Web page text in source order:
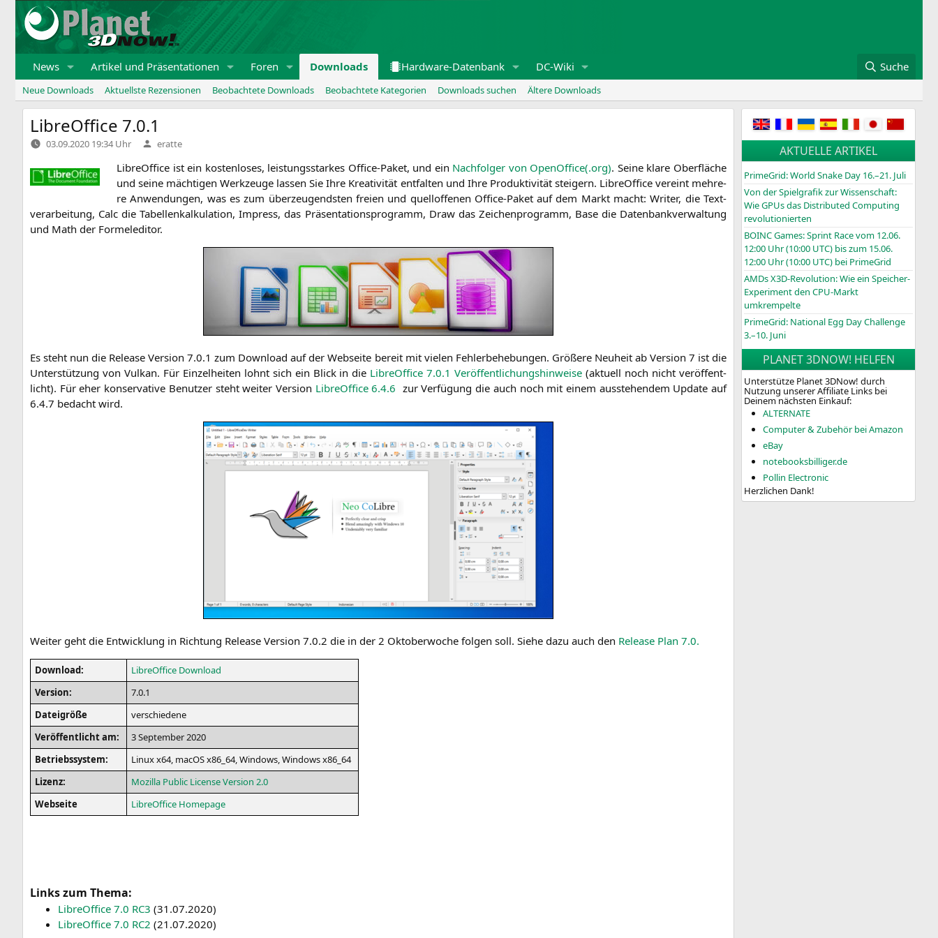
Zum
Inhalt
springen
News Artikel und Präsentationen Foren Downloads Hardware-Datenbank DC-Wiki Suche
Neue Downloads Aktuellste Rezensionen Beobachtete Downloads Beobachtete Kategorien Downloads suchen Ältere Downloads
LibreOffice 7.0.1
03.09.2020 19:34 Uhr Verfasst
von
eratte
Libre­Of­fice ist ein kos­ten­lo­ses, leis­tungs­star­kes Office-Paket, und ein Nach­fol­ger von OpenOffice(.org). Sei­ne kla­re Ober­flä­che
und sei­ne mäch­ti­gen Werk­zeu­ge las­sen Sie Ihre Krea­ti­vi­tät ent­fal­ten und Ihre Pro­duk­ti­vi­tät stei­gern. Libre­Of­fice ver­eint meh­re­
re Anwen­dun­gen, was es zum über­zeu­gends­ten frei­en und quell­of­fe­nen Office-Paket auf dem Markt macht: Wri­ter, die Text­
ver­ar­bei­tung, Calc die Tabel­len­kal­ku­la­ti­on, Impress, das Prä­sen­ta­ti­ons­pro­gramm, Draw das Zei­chen­pro­gramm, Base die Daten­bank­ver­wal­tung
und Math der Formeleditor.
Es steht nun die Release Ver­si­on 7.0.1 zum Down­load auf der Web­sei­te bereit mit vie­len Feh­ler­be­he­bun­gen. Grö­ße­re Neu­heit ab Ver­si­on 7 ist die
Unter­stüt­zung von Vul­kan. Für Ein­zel­hei­ten lohnt sich ein Blick in die Libre­Of­fice 7.0.1 Ver­öf­fent­li­chungs­hin­wei­se (aktu­ell noch nicht ver­öf­fent­
licht). Füreher kon­ser­va­ti­ve Benut­zersteht wei­ter Ver­si­on Libre­Of­fice 6.4.6 zur Ver­fü­gung die auch noch mit einem aus­ste­hen­dem Update auf
6.4.7 bedacht wird.
Wei­ter geht die Ent­wick­lung in Rich­tung Release Ver­si­on 7.0.2 die in der 2 Okto­ber­wo­che fol­gen soll. Sie­he dazu auch den Release Plan 7.0.
Down­load:
Libre­Of­fice Download
Ver­si­on:
7.0.1
Datei­grö­ße
ver­schie­de­ne
Ver­öf­fent­licht am:
3 Sep­tem­ber 2020
Betriebs­sys­tem:
Linux x64, macOS x86_64, Win­dows, Win­dows x86_64
Lizenz:
Mozil­la Public Licen­se Ver­si­on 2.0
Web­sei­te
Libre­Of­fice Homepage
Links zum Thema:
Libre­Of­fice 7.0 RC3 (31.07.2020)
Libre­Of­fice 7.0 RC2 (21.07.2020)
AKTUELLE ARTIKEL
PrimeGrid: World Snake Day 16.–21. Juli
Von der Spielgrafik zur Wissenschaft:
Wie GPUs das Distributed Computing
revolutionierten
BOINCGames: Sprint Race vom 12.06.
12:00 Uhr (10:00 UTC) bis zum 15.06.
12:00 Uhr (10:00 UTC) bei PrimeGrid
AMDs X3D-Revolution: Wie ein Speicher-
Experiment den CPU-Markt
umkrempelte
PrimeGrid: National Egg Day Challenge
3.–10. Juni
PLANET 3DNOW! HELFEN
Unterstütze Planet 3DNow! durch
Nutzung unserer Affiliate Links bei
Deinem nächsten Einkauf:
ALTERNATE
Computer & Zubehör bei Amazon
eBay
notebooksbilliger.de
Pollin Electronic
Herzlichen Dank!